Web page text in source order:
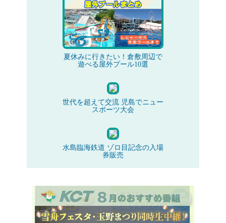
夏休みに行きたい！倉敷周辺で
遊べる屋外プール10選
世代を超えて交流 児島でニュー
スポーツ大会
水島臨海鉄道 ゾロ目記念の入場
券販売